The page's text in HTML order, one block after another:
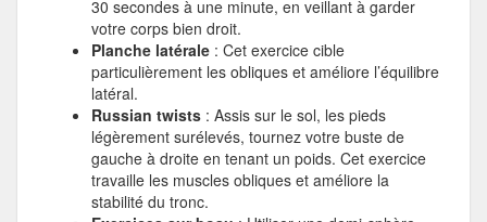
30 secondes à une minute, en veillant à garder
votre corps bien droit.
Planche latérale : Cet exercice cible
particulièrement les obliques et améliore l’équilibre
latéral.
Russian twists : Assis sur le sol, les pieds
légèrement surélevés, tournez votre buste de
gauche à droite en tenant un poids. Cet exercice
travaille les muscles obliques et améliore la
stabilité du tronc.